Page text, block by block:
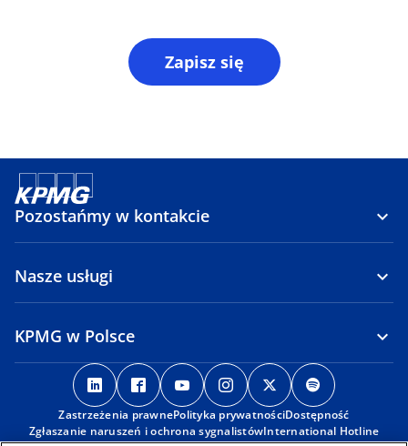
Zapisz się
Pozostańmy w kontakcie
Nasze usługi
KPMG w Polsce
o
p
e
n
o
p
e
n
o
p
e
n
o
p
e
n
o
p
e
n
p
e
n
Zastrzeżenia prawnePolityka prywatnościDostępność
Zgłaszanie naruszeń i ochrona sygnalistówInternational Hotline